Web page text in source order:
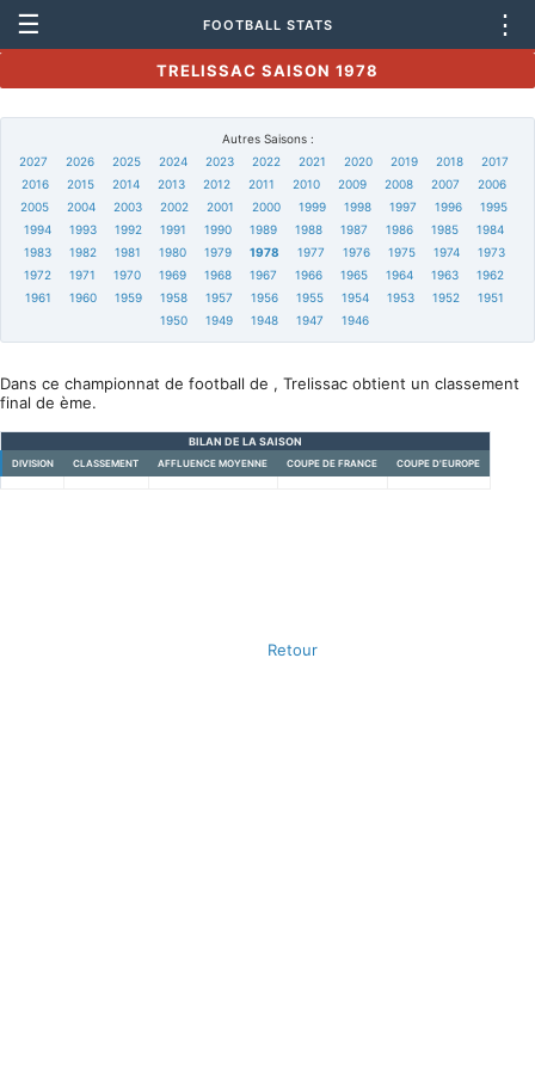
☰ FOOTBALL STATS ⋮
TRELISSAC SAISON 1978
Autres Saisons :
2027
2026 2025 2024 2023 2022 2021 2020 2019 2018
2017
2016
2015 2014 2013 2012 2011 2010 2009 2008 2007
2006
2005
2004 2003 2002 2001 2000 1999 1998 1997 1996
1995
1994
1993 1992 1991 1990 1989 1988 1987 1986 1985
1984
1983
1982 1981 1980 1979 1978 1977 1976 1975 1974
1973
1972
1971 1970 1969 1968 1967 1966 1965 1964 1963
1962
1961
1960 1959 1958 1957 1956 1955 1954 1953 1952
1951
1950
1949 1948 1947 1946
Dans ce championnat de football de , Trelissac obtient un classement
final de ème.
BILAN DE LA SAISON
DIVISION CLASSEMENT AFFLUENCE MOYENNE COUPE DE FRANCE COUPE D'EUROPE
Retour